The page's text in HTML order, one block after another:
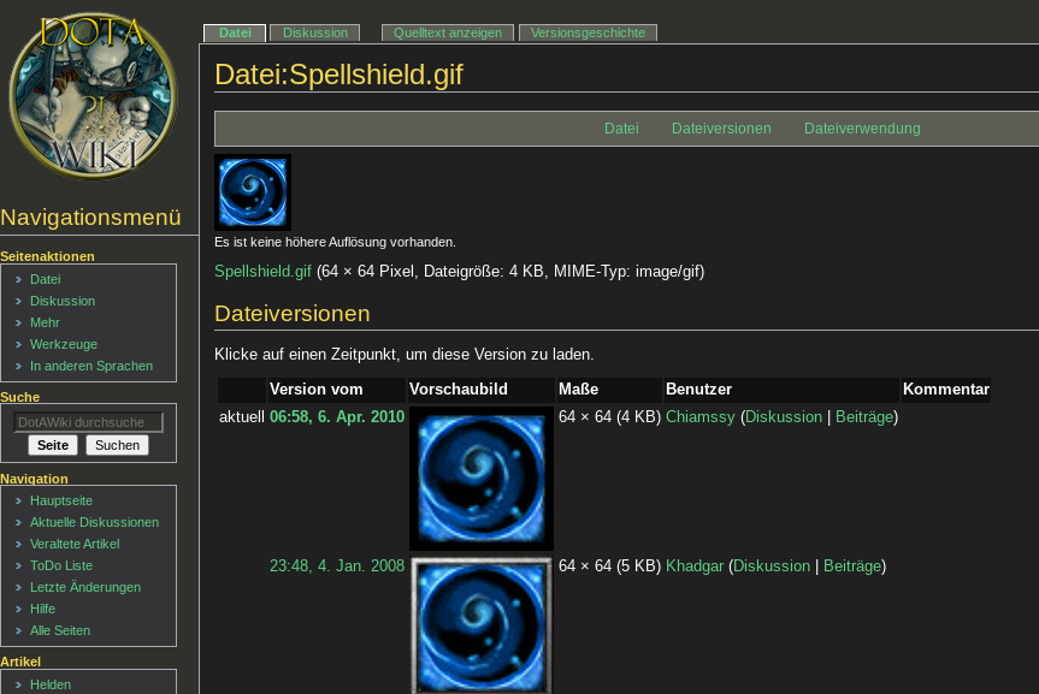
Datei:Spellshield.gif
Datei Dateiversionen Dateiverwendung
Es ist keine höhere Auflösung vorhanden.
Spellshield.gif ‎(64 × 64 Pixel, Dateigröße: 4 KB, MIME-Typ:image/gif)
Dateiversionen
Klicke auf einen Zeitpunkt, um diese Version zu laden.
Version vom Vorschaubild Maße Benutzer
Kommentar
aktuell
06:58, 6. Apr. 2010 64 × 64(4 KB) Chiamssy (Diskussion Beiträge)
23:48, 4. Jan. 2008 64 × 64(5 KB) Khadgar (Diskussion Beiträge)
Navigationsmenü
Datei Diskussion Quelltext anzeigen Versionsgeschichte
Seitenaktionen
Datei
Diskussion
Mehr
Werkzeuge
In anderen Sprachen
Suche
Navigation
Hauptseite
Aktuelle Diskussionen
Veraltete Artikel
ToDo Liste
Letzte Änderungen
Hilfe
Alle Seiten
Artikel
Helden